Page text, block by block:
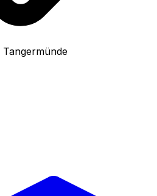
Tangermünde